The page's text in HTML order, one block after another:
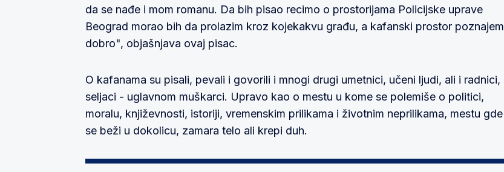
da se nađe i mom romanu. Da bih pisao recimo o prostorijama Policijske uprave
Beograd morao bih da prolazim kroz kojekakvu građu, a kafanski prostor poznajem
dobro", objašnjava ovaj pisac.
O kafanama su pisali, pevali i govorili i mnogi drugi umetnici, učeni ljudi, ali i radnici,
seljaci - uglavnom muškarci. Upravo kao o mestu u kome se polemiše o politici,
moralu, književnosti, istoriji, vremenskim prilikama i životnim neprilikama, mestu gde
se beži u dokolicu, zamara telo ali krepi duh.